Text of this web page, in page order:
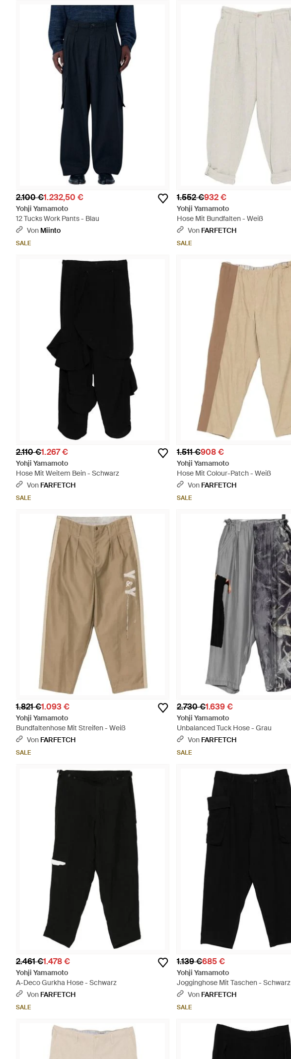
2.100 €1.232,50 €
Yohji Yamamoto
12 Tucks Work Pants - Blau
Von Miinto
SALE
1.552 €932 €
Yohji Yamamoto
Hose Mit Bundfalten - Weiß
Von FARFETCH
SALE
2.110 €1.267 €
Yohji Yamamoto
Hose Mit Weitem Bein - Schwarz
Von FARFETCH
SALE
1.511 €908 €
Yohji Yamamoto
Hose Mit Colour-Patch - Weiß
Von FARFETCH
SALE
1.821 €1.093 €
Yohji Yamamoto
Bundfaltenhose Mit Streifen - Weiß
Von FARFETCH
SALE
2.730 €1.639 €
Yohji Yamamoto
Unbalanced Tuck Hose - Grau
Von FARFETCH
SALE
2.461 €1.478 €
Yohji Yamamoto
A-Deco Gurkha Hose - Schwarz
Von FARFETCH
SALE
1.139 €685 €
Yohji Yamamoto
Jogginghose Mit Taschen - Schwarz
Von FARFETCH
SALE